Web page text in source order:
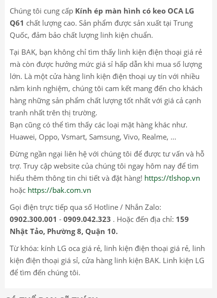
Chúng tôi cung cấp Kính ép màn hình có keo OCA LG
Q61 chất lượng cao. Sản phẩm được sản xuất tại Trung
Quốc, đảm bảo chất lượng linh kiện chuẩn.
Tại BAK, bạn không chỉ tìm thấy linh kiện điện thoại giá rẻ
mà còn được hưởng mức giá sỉ hấp dẫn khi mua số lượng
lớn. Là một cửa hàng linh kiện điện thoại uy tín với nhiều
năm kinh nghiệm, chúng tôi cam kết mang đến cho khách
hàng những sản phẩm chất lượng tốt nhất với giá cả cạnh
tranh nhất trên thị trường.
Bạn cũng có thể tìm thấy các loại mặt hàng khác như.
Huawei, Oppo, Vsmart, Samsung, Vivo, Realme, ...
Đừng ngần ngại liên hệ với chúng tôi để được tư vấn và hỗ
trợ. Truy cập website của chúng tôi ngay hôm nay để tìm
hiểu thêm thông tin chi tiết và đặt hàng! https://tlshop.vn
hoặc https://bak.com.vn
Gọi điện trực tiếp qua số Hotline / Nhắn Zalo:
0902.300.001 - 0909.042.323 . Hoặc đến địa chỉ: 159
Nhật Tảo, Phường 8, Quận 10.
Từ khóa: kính LG oca giá rẻ, linh kiện điện thoại giá rẻ, linh
kiện điện thoại giá sỉ, cửa hàng linh kiện BAK. Linh kiện LG
để tìm đến chúng tôi.